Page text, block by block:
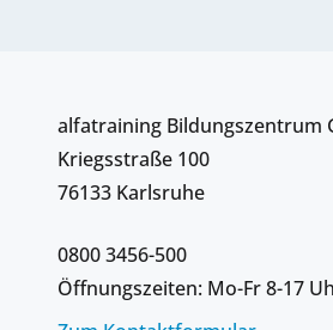
alfatraining Bildungszentrum
Kriegsstraße 100
76133 Karlsruhe
0800 3456-500
Öffnungszeiten: Mo-Fr 8-17